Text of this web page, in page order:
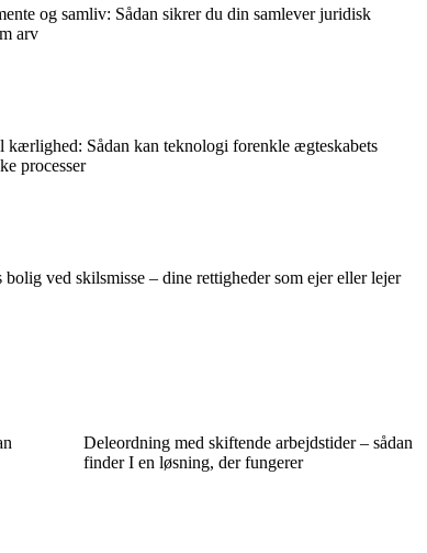
og samliv: Sådan sikrer du din samlever juridisk
arv
kærlighed: Sådan kan teknologi forenkle ægteskabets
processer
ved skilsmisse – dine rettigheder som ejer eller lejer
Deleordning med skiftende arbejdstider – sådan
finder I en løsning, der fungerer